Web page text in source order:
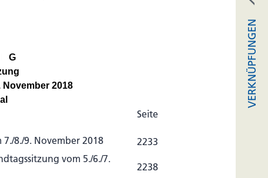
November 2018
Seite
8./9. November 2018
2233
vom 5./6./7.
2238
VERKNÜPFUNGEN